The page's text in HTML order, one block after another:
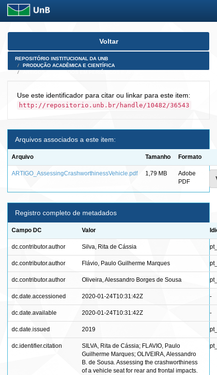
Skip
Voltar
REPOSITÓRIO INSTITUCIONAL DA UNB
PRODUÇÃO ACADÊMICA E CIENTÍFICA
Use este identificador para citar ou linkar para este item:
http://repositorio.unb.br/handle/10482/36543
Arquivos associados a este item:
Arquivo Tamanho Formato
ARTIGO_AssessingCrashworthinessVehicle.pdf 1,79 MB
Adobe
PDF
Registro completo de metadados
Campo DC Valor
dc.contributor.author Silva, Rita de Cássia
dc.contributor.author Flávio, Paulo Guilherme Marques
dc.contributor.author Oliveira, Alessandro Borges de Sousa
dc.date.accessioned 2020-01-24T10:31:42Z -
dc.date.available 2020-01-24T10:31:42Z -
dc.date.issued 2019
dc.identifier.citation
SILVA, Rita de Cássia; FLAVIO, Paulo
Guilherme Marques; OLIVEIRA, Alessandro
B. de Sousa. Assessing the crashworthiness
of a vehicle seat for rear and frontal impacts.